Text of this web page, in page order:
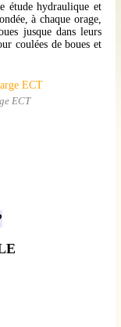
étude hydraulique et
à chaque orage,
jusque dans leurs
coulées de boues et
ECT